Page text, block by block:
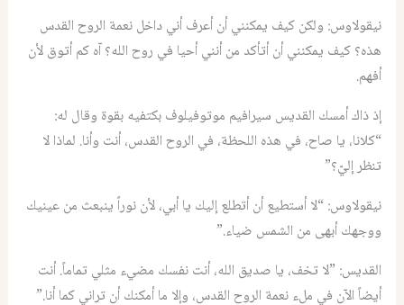
نيقولاوس: ولكن كيف يمكنني أن أعرف أني داخل نعمة الروح القدس
هذه؟ كيف يمكنني أن أتأكد من أنني أحيا في روح الله؟ آه كم أتوق لأن
أفهم.
إذ ذاك أمسك القديس سيرافيم موتوفيلوف بكتفيه بقوة وقال له:
“كلانا، يا صاح، في هذه اللحظة، في الروح القدس، أنت وأنا. لماذا لا
‏تنظر إليّ؟”
نيقولاوس: “لا أستطيع أن أتطلع إليك يا أبي، لأن نوراً ينبعث من عينيك
‏ووجهك أبهى من الشمس ضياء.”
القديس: ‏”لا تخف، يا صديق الله، أنت نفسك مضيء مثلي تماماً.أنت
أيضاً الآن ‏في ملء نعمة الروح القدس، وإلا ما أمكنك أن تراني كما أنا.”